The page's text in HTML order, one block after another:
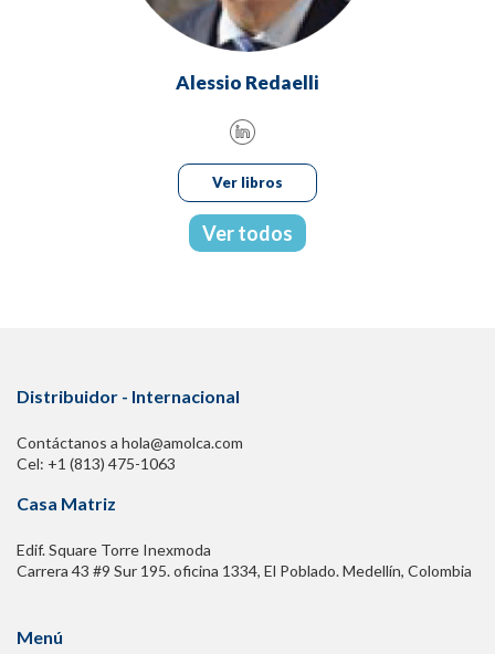
Alessio Redaelli
Ver libros
Ver todos
Distribuidor - Internacional
Contáctanos a hola@amolca.com
Cel: +1 (813) 475-1063
Casa Matriz
Edif. Square Torre Inexmoda
Carrera 43 #9 Sur 195. oficina 1334, El Poblado. Medellín, Colombia
Menú